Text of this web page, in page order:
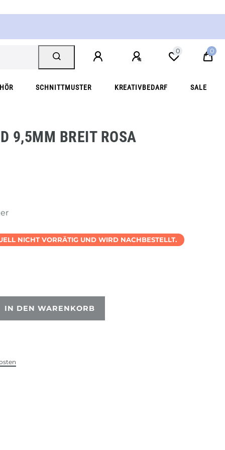
0 0
SCHNITTMUSTER KREATIVBEDARF SALE
9,5MM BREIT ROSA
NICHT VORRÄTIG UND WIRD NACHBESTELLT.
IN DEN WARENKORB